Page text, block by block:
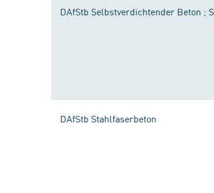
DAfStb Selbstverdichtender Beton ;
DAfStb Stahlfaserbeton